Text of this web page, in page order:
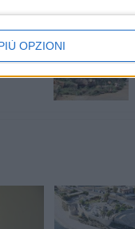
OPZIONI